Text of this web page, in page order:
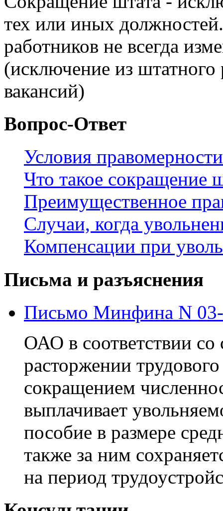
тех или иных
работников не всегда
(исключение из штатного
вакансий)
Вопрос-Ответ
Условия
Что такое сокращение
Преимущественное
Случаи, когда
Компенсации при
Письма и разъяснения
Письмо Минфина N
ОАО в соответствии
расторжении
сокращением
выплачивает
пособие в размере
также за ним
на период